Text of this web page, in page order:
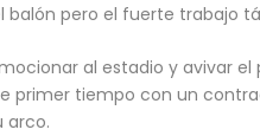
pero el fuerte trabajo
al estadio y
primer tiempo con un
arco.